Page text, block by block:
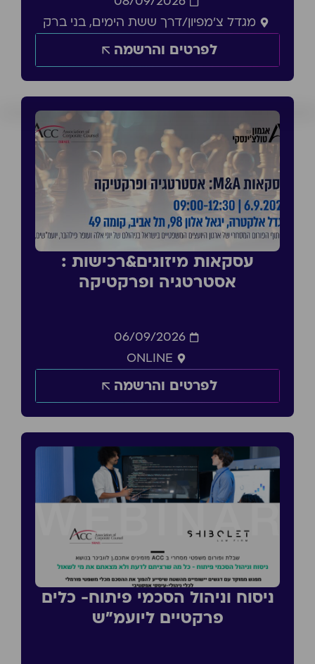
מגדל צ'מפיון/דרך ששת הימים, בני ברק
לפרטים והרשמה
עסקאות מיזוגים&רכישות :
אסטרטגיה ופרקטיקה
06/09/2026
ONLINE
לפרטים והרשמה
ניסוח וניהול הסכמי פיתוח- כלים
פרקטיים ליועמ״ש